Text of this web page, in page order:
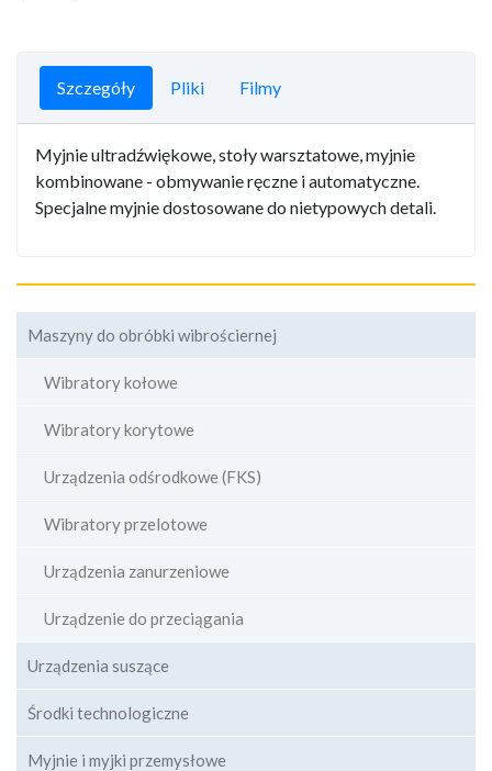
Szczegóły Pliki Filmy
Myjnie ultradźwiękowe, stoły warsztatowe, myjnie
kombinowane - obmywanie ręczne i automatyczne.
Specjalne myjnie dostosowane do nietypowych detali.
Maszyny do obróbki wibrościernej
Wibratory kołowe
Wibratory korytowe
Urządzenia odśrodkowe (FKS)
Wibratory przelotowe
Urządzenia zanurzeniowe
Urządzenie do przeciągania
Urządzenia suszące
Środki technologiczne
Myjnie i myjki przemysłowe